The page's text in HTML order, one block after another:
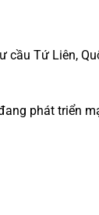
cầu Tứ Liên,
phát triển